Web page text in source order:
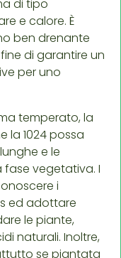
di tipo
e calore. È
ben drenante
di garantire un
per uno
temperato, la
la 1024 possa
e le
vegetativa. I
i
ed adottare
le piante,
naturali. Inoltre,
se piantata